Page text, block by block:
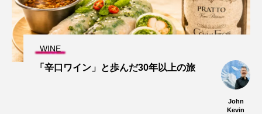
WINE
「辛口ワイン」と歩んだ30年以上の旅
John
Kevin